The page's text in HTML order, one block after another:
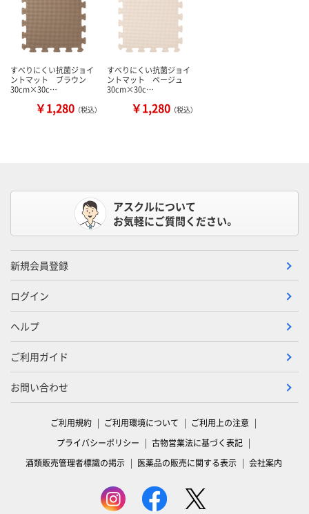
すべりにくい抗菌ジョイ
ントマット ブラウン
30cm×30c…
￥1,280 （税込）
すべりにくい抗菌ジョイ
ントマット ベージュ
30cm×30c…
￥1,280 （税込）
アスクルについて
お気軽にご質問ください。
新規会員登録
ログイン
ヘルプ
ご利用ガイド
お問い合わせ
ご利用規約 ご利用環境について
ご利用上の注意
プライバシーポリシー
古物営業法に基づく表記
酒類販売管理者標識の掲示
医薬品の販売に関する表示 会社案内